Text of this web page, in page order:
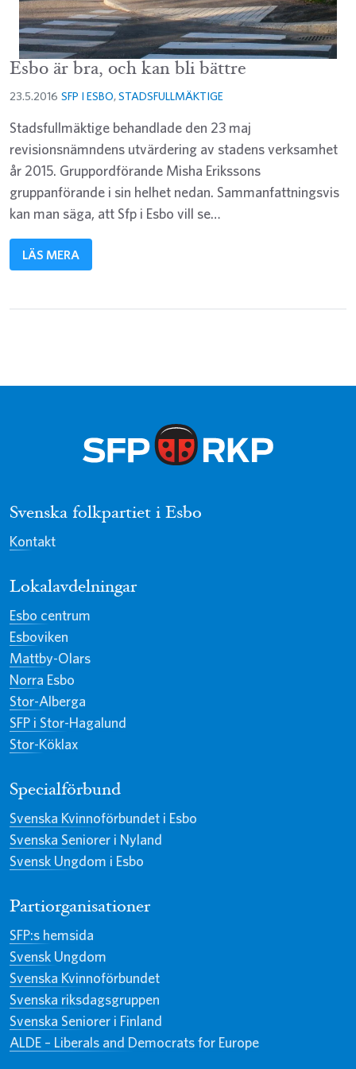
Esbo är bra, och kan bli bättre
23.5.2016 SFP I ESBO,STADSFULLMÄKTIGE
Stadsfullmäktige behandlade den 23 maj
revisionsnämndens utvärdering av stadens verksamhet
år 2015. Gruppordförande Misha Erikssons
gruppanförande i sin helhet nedan. Sammanfattningsvis
kan man säga, att Sfp i Esbo vill se…
LÄS MERA
Svenska folkpartiet i Esbo
Kontakt
Lokalavdelningar
Esbo centrum
Esboviken
Mattby-Olars
Norra Esbo
Stor-Alberga
SFP i Stor-Hagalund
Stor-Köklax
Specialförbund
Svenska Kvinnoförbundet i Esbo
Svenska Seniorer i Nyland
Svensk Ungdom i Esbo
Partiorganisationer
SFP:s hemsida
Svensk Ungdom
Svenska Kvinnoförbundet
Svenska riksdagsgruppen
Svenska Seniorer i Finland
ALDE – Liberals and Democrats for Europe